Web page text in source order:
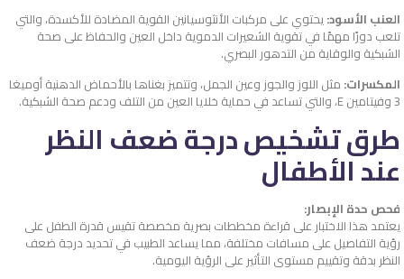
العنب الأسود:يحتوي على مركبات الأنثوسيانين القوية المضادة للأكسدة، والتي
تلعب دورًا مهمًا في تقوية الشعيرات الدموية داخل العين والحفاظ على صحة
الشبكية والوقاية من التدهور البصري.
المكسرات: مثل اللوز والجوز وعين الجمل، وتتميز بغناها بالأحماض الدهنية أوميغا
3 وفيتامين E، والتي تساعد في حماية خلايا العين من التلف ودعم صحة الشبكية.
طرق تشخيص درجة ضعف النظر
عند الأطفال
فحص حدة الإبصار:
يعتمد هذا الاختبار على قراءة مخططات بصرية مخصصة تقيس قدرة الطفل على
رؤية التفاصيل على مسافات مختلفة، مما يساعد الطبيب في تحديد درجة ضعف
النظر بدقة وتقييم مستوى التأثير على الرؤية اليومية.